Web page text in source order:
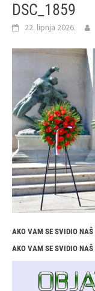
DSC_1859
22. lipnja 2026.
AKO VAM SE SVIDIO NAŠ
AKO VAM SE SVIDIO NAŠ